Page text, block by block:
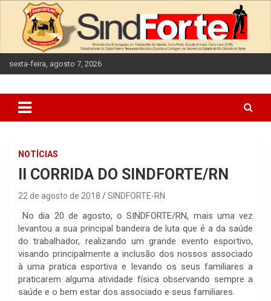
content
sexta-feira, agosto 7, 2026
NOTÍCIAS
II CORRIDA DO SINDFORTE/RN
22 de agosto de 2018 SINDFORTE-RN
No dia 20 de agosto, o SINDFORTE/RN, mais uma vez
levantou a sua principal bandeira de luta que é a da saúde
do trabalhador, realizando um grande evento esportivo,
visando principalmente a inclusão dos nossos associado
à uma pratica esportiva e levando os seus familiares a
praticarem alguma atividade física observando sempre a
saúde e o bem estar dos associado e seus familiares.